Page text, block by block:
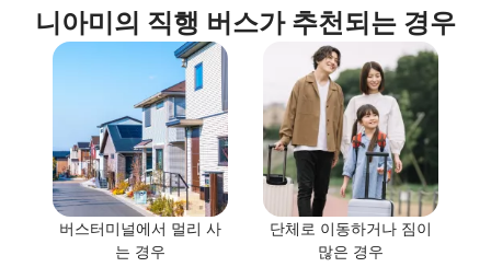
니아미의 직행 버스가 추천되는 경우
버스터미널에서 멀리 사
는 경우
단체로 이동하거나 짐이
많은 경우